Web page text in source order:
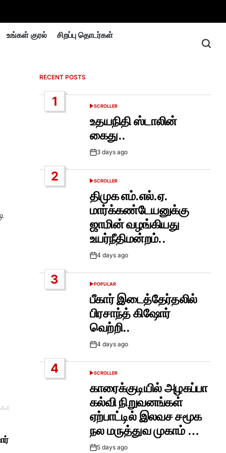
உங்கள் குரல் சிறப்பு தொடர்கள்
RECENT POSTS
1
POSTED
SCROLLER
உதயநிதி ஸ்டாலின்
கைது..
Post3 days ago
2
POSTED
SCROLLER
திமுக எம்.எல்.ஏ.
மார்க்கண்டேயனுக்கு
ஜாமின் வழங்கியது
உயர்நீதிமன்றம்..
Post4 days ago
3
POSTED
POPULAR
பீகார் இடைத்தேர்தலில்
பிரசாந்த் கிஷோர்
வெற்றி..
Post4 days ago
4
POSTED
SCROLLER
காரைக்குடியில் அழகப்பா
கல்வி நிறுவனங்கள்
ஏற்பாட்டில் இலவச சமூக
நல மருத்துவ முகாம் …
Post5 days ago